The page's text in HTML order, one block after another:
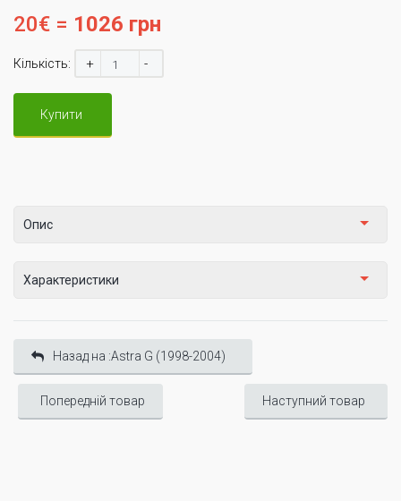
20€ = 1026 грн
Кількість: + -
Купити
Опис
Характеристики
Назад на :Astra G (1998-2004)
Попередній товар Наступний товар